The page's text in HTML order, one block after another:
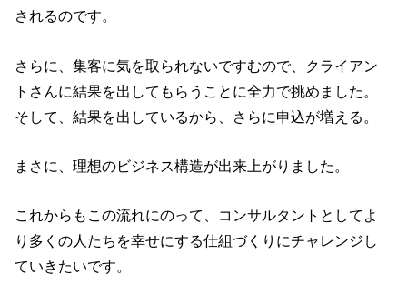
されるのです。
さらに、集客に気を取られないですむので、クライアン
トさんに結果を出してもらうことに全力で挑めました。
そして、結果を出しているから、さらに申込が増える。
まさに、理想のビジネス構造が出来上がりました。
これからもこの流れにのって、コンサルタントとしてよ
り多くの人たちを幸せにする仕組づくりにチャレンジし
ていきたいです。